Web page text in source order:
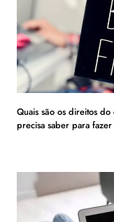
Quais são os direitos
precisa saber para